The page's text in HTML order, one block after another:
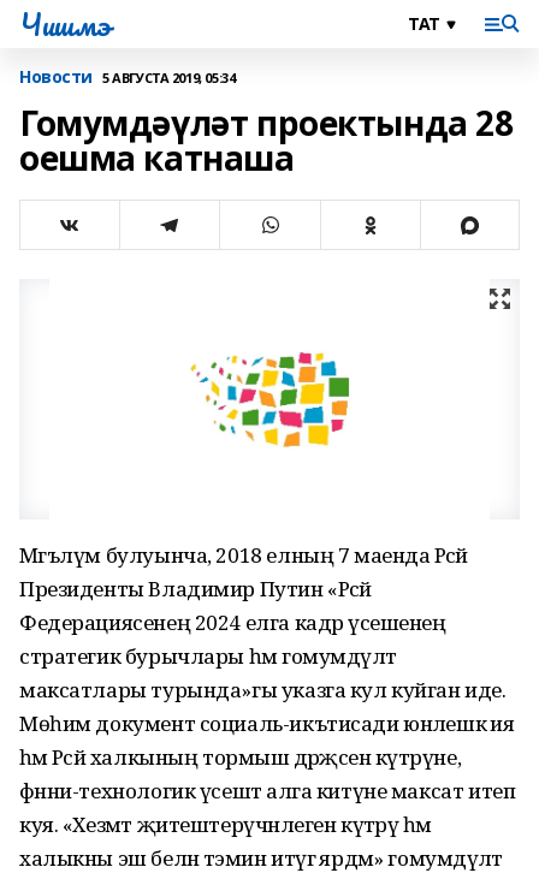
Чишмэ
Новости 5 АВГУСТА 2019, 05:34
Гомумдәүләт проектында 28
оешма катнаша
Мәгълүм булуынча, 2018 елның 7 маенда Рәсәй
Президенты Владимир Путин «Рәсәй
Федерациясенең 2024 елга кадәр үсешенең
стратегик бурычлары һәм гомумдәүләт
максатлары турында»гы указга кул куйган иде.
Мөһим документ социаль-икътисади юнәлешкә ия
һәм Рәсәй халкының тормыш дәрәҗәсен күтәрүне,
фәнни-технологик үсештә алга китүне максат итеп
куя. «Хезмәт җитештерүчәнлеген күтәрү һәм
халыкны эш белән тәэмин итүгә ярдәм» гомумдәүләт